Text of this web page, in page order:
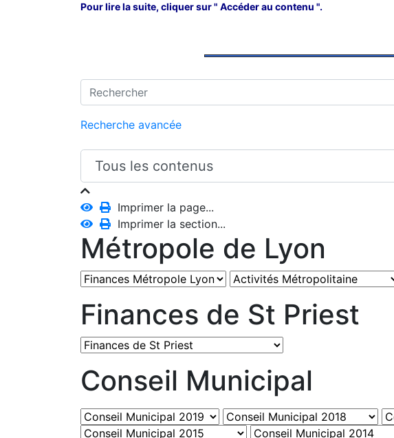
Pour lire la suite, cliquer sur " Accéder au contenu ".
Recherche avancée
Imprimer la page...
Imprimer la section...
Métropole de Lyon
Finances de St Priest
Conseil Municipal